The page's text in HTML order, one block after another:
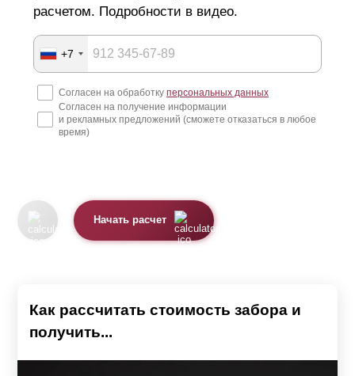
расчетом. Подробности в видео.
+7
Согласен на обработку персональных данных
Согласен на получение информации
и рекламных предложений (сможете отказаться в любое
время)
Начать расчет
Как рассчитать стоимость забора и
получить...